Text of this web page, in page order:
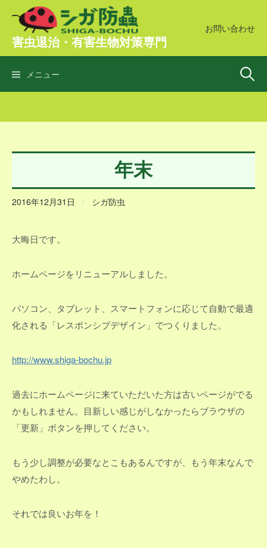
ン
へ
キ
害虫退治・有害生物対策専門
お問い合わせ
メニュー 検
年末
2016年12月31日 / シガ防虫
大晦日です。
ホームページをリニューアルしました。
パソコン、タブレット、スマートフォンに応じて自動で最適
化される「レスポンシブデザイン」でつくりました。
http://www.shiga-bochu.jp
過去にホームページに来ていただいた方は古いページがでる
かもしれません。目新しい感じがしなかったらブラウザの
「更新」ボタンを押してください。
もう少し調整が必要なとこもあるんですが、もう年末なんで
やめたわし。
それでは良いお年を！